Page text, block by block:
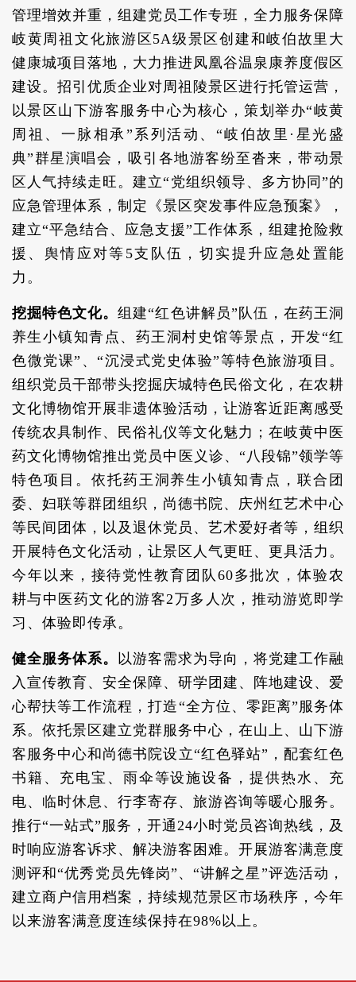
管理增效并重，组建党员工作专班，全力服务保障
岐黄周祖文化旅游区5A级景区创建和岐伯故里大
健康城项目落地，大力推进凤凰谷温泉康养度假区
建设。招引优质企业对周祖陵景区进行托管运营，
以景区山下游客服务中心为核心，策划举办“岐黄
周祖、一脉相承”系列活动、“岐伯故里·星光盛
典”群星演唱会，吸引各地游客纷至沓来，带动景
区人气持续走旺。建立“党组织领导、多方协同”的
应急管理体系，制定《景区突发事件应急预案》，
建立“平急结合、应急支援”工作体系，组建抢险救
援、舆情应对等5支队伍，切实提升应急处置能
力。
挖掘特色文化。组建“红色讲解员”队伍，在药王洞
养生小镇知青点、药王洞村史馆等景点，开发“红
色微党课”、“沉浸式党史体验”等特色旅游项目。
组织党员干部带头挖掘庆城特色民俗文化，在农耕
文化博物馆开展非遗体验活动，让游客近距离感受
传统农具制作、民俗礼仪等文化魅力；在岐黄中医
药文化博物馆推出党员中医义诊、“八段锦”领学等
特色项目。依托药王洞养生小镇知青点，联合团
委、妇联等群团组织，尚德书院、庆州红艺术中心
等民间团体，以及退休党员、艺术爱好者等，组织
开展特色文化活动，让景区人气更旺、更具活力。
今年以来，接待党性教育团队60多批次，体验农
耕与中医药文化的游客2万多人次，推动游览即学
习、体验即传承。
健全服务体系。 以游客需求为导向，将党建工作融
入宣传教育、安全保障、研学团建、阵地建设、爱
心帮扶等工作流程，打造“全方位、零距离”服务体
系。依托景区建立党群服务中心，在山上、山下游
客服务中心和尚德书院设立“红色驿站”，配套红色
书籍、充电宝、雨伞等设施设备，提供热水、充
电、临时休息、行李寄存、旅游咨询等暖心服务。
推行“一站式”服务，开通24小时党员咨询热线，及
时响应游客诉求、解决游客困难。开展游客满意度
测评和“优秀党员先锋岗”、“讲解之星”评选活动，
建立商户信用档案，持续规范景区市场秩序，今年
以来游客满意度连续保持在98%以上。